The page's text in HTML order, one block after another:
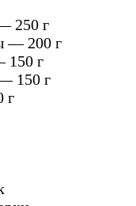
250 г
— 200 г
150 г
150 г
г